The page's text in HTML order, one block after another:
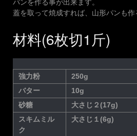
パンを作る事が出来ます。
蓋を取って焼成すれば、山形パンも作
材料(6枚切1斤)
強力粉
250g
バター
10g
砂糖
大さじ２(17g)
スキムミル
ク
大さじ１(6g)